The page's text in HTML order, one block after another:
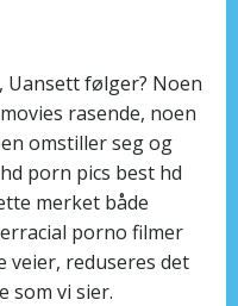
Uansett følger? Noen
rasende, noen
omstiller seg og
porn pics best hd
merket både
porno filmer
veier, reduseres det
som vi sier.